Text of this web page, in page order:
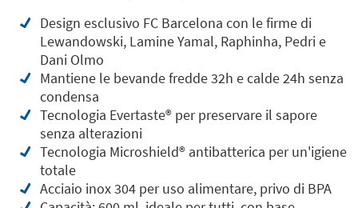
Design esclusivo FC Barcelona con le firme di
Lewandowski, Lamine Yamal, Raphinha, Pedri e
Dani Olmo
Mantiene le bevande fredde 32h e calde 24h senza
condensa
Tecnologia Evertaste®️ per preservare il sapore
senza alterazioni
Tecnologia Microshield®️ antibatterica per un'igiene
totale
Acciaio inox 304 per uso alimentare, privo di BPA